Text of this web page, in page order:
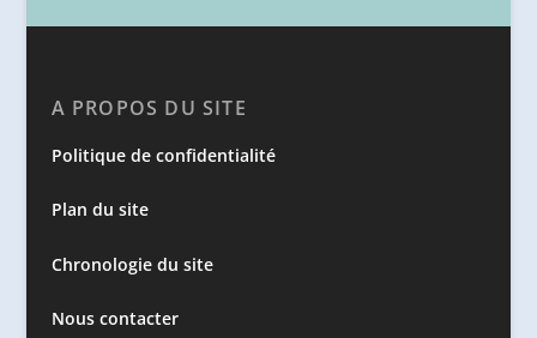
A PROPOS DU SITE
Politique de confidentialité
Plan du site
Chronologie du site
Nous contacter